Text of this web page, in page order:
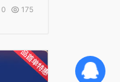
0 175